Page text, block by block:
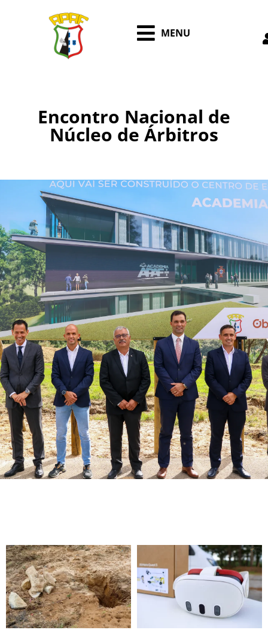
MENU
Encontro Nacional de
Núcleo de Árbitros